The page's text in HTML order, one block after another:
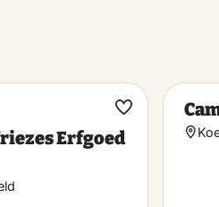
Erfgoed
Maak
favoriet